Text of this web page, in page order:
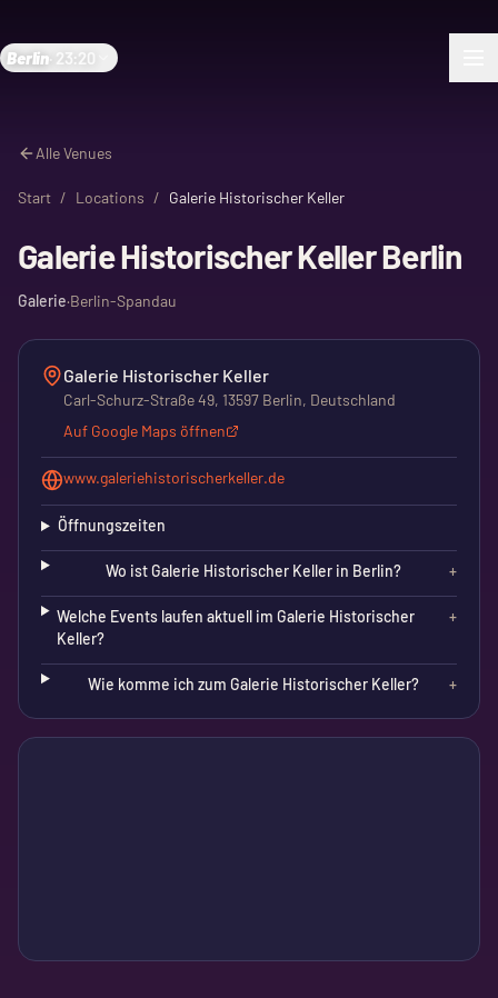
Berlin 23:20
Alle Venues
Start / Locations / Galerie Historischer Keller
Galerie Historischer Keller Berlin
Galerie·Berlin-Spandau
Galerie Historischer Keller
Carl-Schurz-Straße 49, 13597 Berlin, Deutschland
Auf Google Maps öffnen
www.galeriehistorischerkeller.de
Öffnungszeiten
Wo ist Galerie Historischer Keller in Berlin? +
Welche Events laufen aktuell im Galerie Historischer
Keller?
+
Wie komme ich zum Galerie Historischer Keller? +